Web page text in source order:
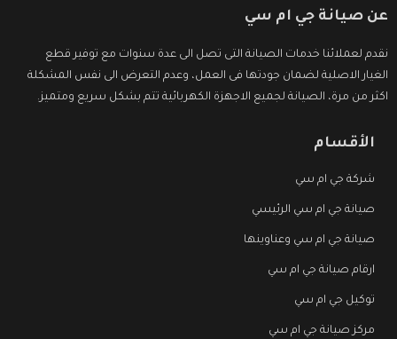
عن صيانة جي ام سي
نقدم لعملائنا خدمات الصيانة التى تصل الى عدة سنوات مع توفير قطع
الغيار الاصلية لضمان جودتها فى العمل، وعدم التعرض الى نفس المشكلة
اكثر من مرة، الصيانة لجميع الاجهزة الكهربائية تتم بشكل سريع ومتميز.
الأقسام
شركة جي ام سي
صيانة جي ام سي الرئيسي
صيانة جي ام سي وعناوينها
ارقام صيانة جي ام سي
توكيل جي ام سي
مركز صيانة جي ام سي